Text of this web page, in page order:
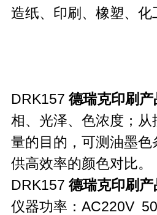
造纸、印刷、橡塑、
DRK157 德瑞克印刷
相、光泽、色浓度；
量的目的，可测油墨
供高效率的颜色对比。
DRK157 德瑞克印刷
仪器功率：AC220V